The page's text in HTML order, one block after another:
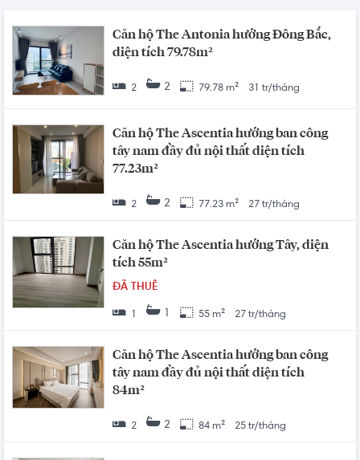
Căn hộ The Antonia hướng Đông Bắc,
diện tích 79.78m²
2 2 79.78 m² 31 tr/tháng
Căn hộ The Ascentia hướng ban công
tây nam đầy đủ nội thất diện tích
77.23m²
2 2 77.23 m² 27 tr/tháng
Căn hộ The Ascentia hướng Tây, diện
tích 55m²
ĐÃ THUÊ
1 55 m² 27 tr/tháng
Căn hộ The Ascentia hướng ban công
tây nam đầy đủ nội thất diện tích
84m²
2 2 84 m² 25 tr/tháng